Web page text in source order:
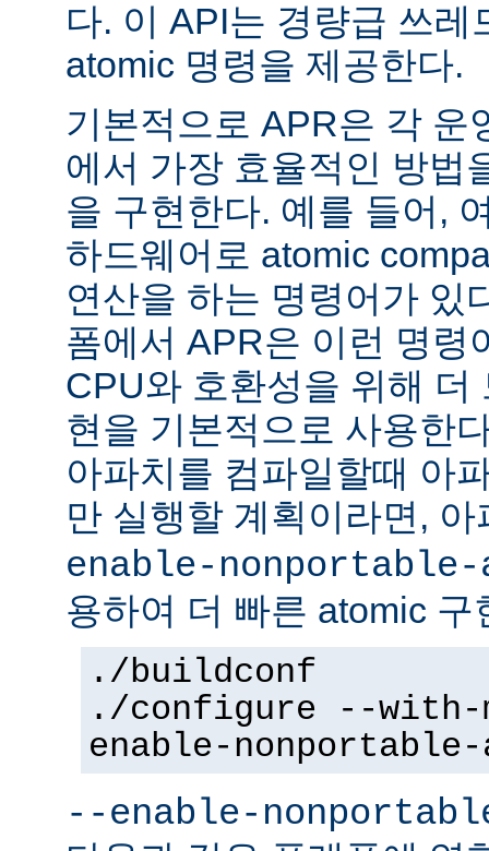
다. 이 API는 경량급 쓰레
atomic 명령을 제공한다.
기본적으로 APR은 각 운
에서 가장 효율적인 방법
을 구현한다. 예를 들어,
하드웨어로 atomic
연산을 하는 명령어가 있
폼에서 APR은 이런 명령
CPU와 호환성을 위해 더
현을 기본적으로 사용한
아파치를 컴파일할때 아
만 실행할 계획이라면,
enable-nonportable-
용하여 더 빠른 atomic
./buildconf
./configure --with-
enable-nonportable-
--enable-